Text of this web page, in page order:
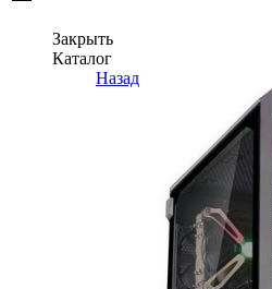
Закрыть
Каталог
Назад